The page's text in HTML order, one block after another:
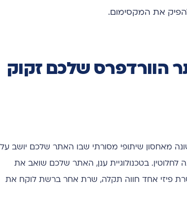
את המקסימום.
הוורדפרס שלכם זקוק
מאחסון שיתופי מסורתי שבו האתר שלכם יושב על
בטכנולוגיית ענן, האתר שלכם שואב את
פיזי אחד חווה תקלה, שרת אחר ברשת לוקח את